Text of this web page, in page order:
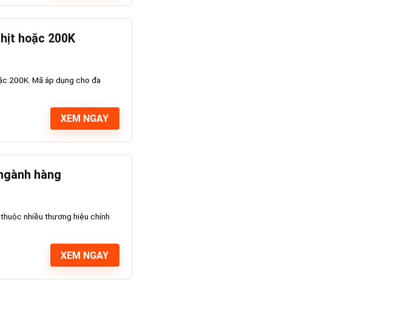
hoặc 200K
200K. Mã áp dụng cho đa
XEM NGAY
hàng
nhiều thương hiệu chính
XEM NGAY